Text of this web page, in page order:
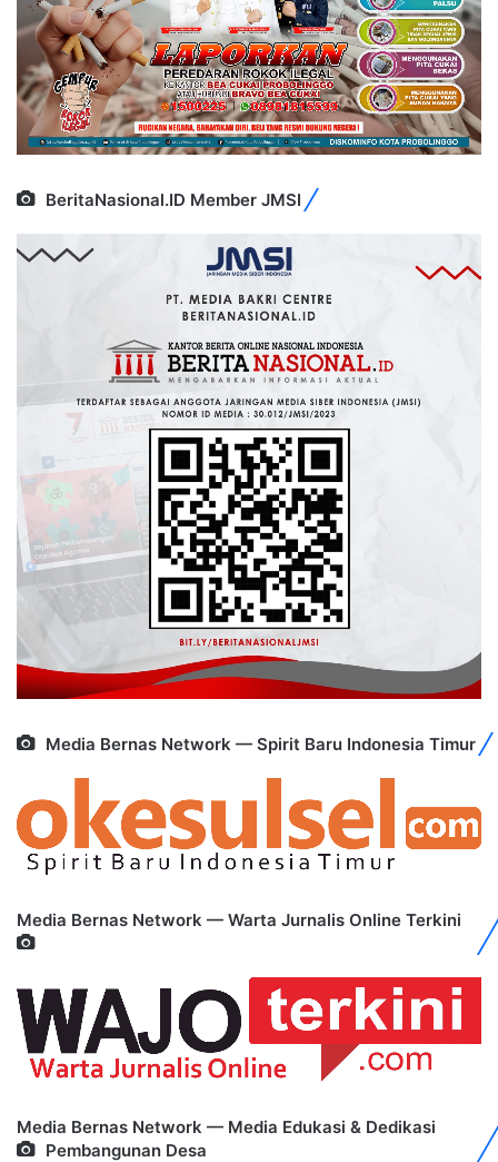
BeritaNasional.ID Member JMSI
Media Bernas Network — Spirit Baru Indonesia Timur
Media Bernas Network — Warta Jurnalis Online Terkini
Media Bernas Network — Media Edukasi & Dedikasi
Pembangunan Desa